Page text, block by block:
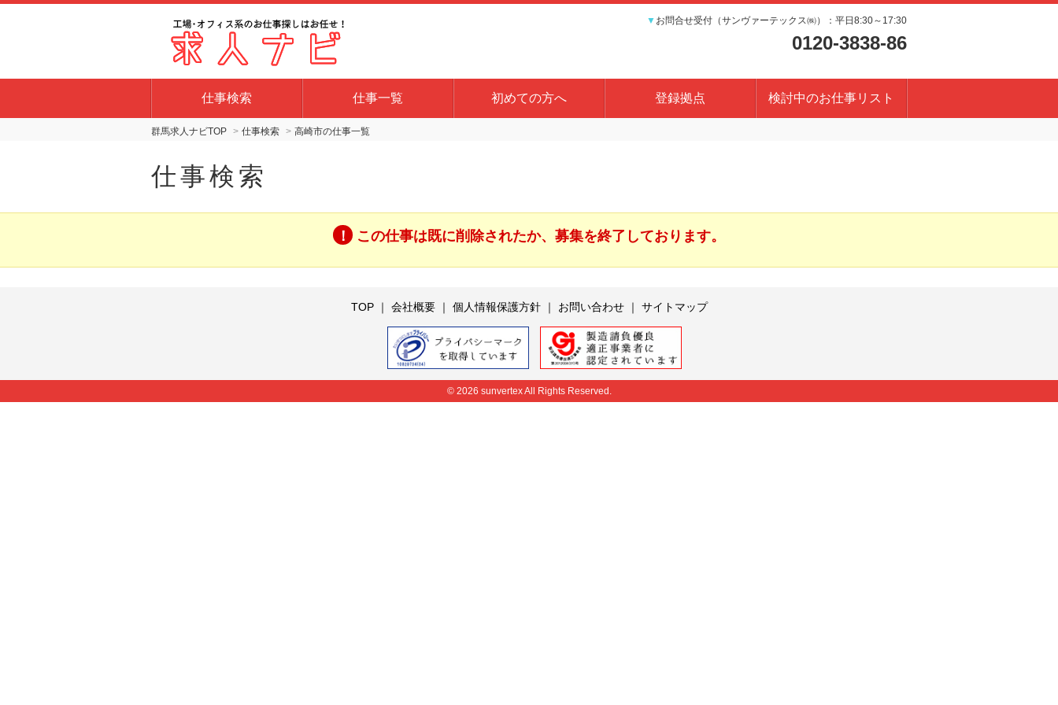
▼ お問合せ受付（サンヴァーテックス㈱）：平日8:30～17:30
0120-3838-86
仕事検索 仕事一覧 初めての方へ 登録拠点 検討中のお仕事リスト
群馬求人ナビTOP 仕事検索 高崎市の仕事一覧
仕事検索
この仕事は既に削除されたか、募集を終了しております。
TOP｜ 会社概要｜ 個人情報保護方針｜ お問い合わせ｜ サイトマップ
© 2026 sunvertex All Rights Reserved.